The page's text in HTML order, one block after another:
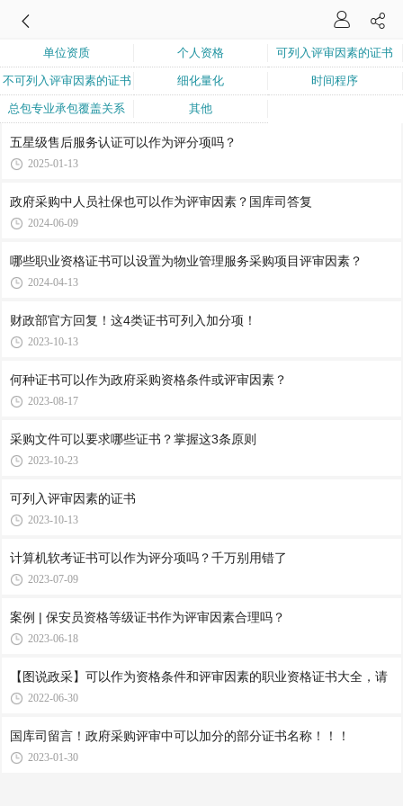
单位资质 个人资格 可列入评审因素的证书
不可列入评审因素的证书 细化量化 时间程序
总包专业承包覆盖关系 其他
五星级售后服务认证可以作为评分项吗？
2025-01-13
政府采购中人员社保也可以作为评审因素？国库司答复
2024-06-09
哪些职业资格证书可以设置为物业管理服务采购项目评审因素？
2024-04-13
财政部官方回复！这4类证书可列入加分项！
2023-10-13
何种证书可以作为政府采购资格条件或评审因素？
2023-08-17
采购文件可以要求哪些证书？掌握这3条原则
2023-10-23
可列入评审因素的证书
2023-10-13
计算机软考证书可以作为评分项吗？千万别用错了
2023-07-09
案例 | 保安员资格等级证书作为评审因素合理吗？
2023-06-18
【图说政采】可以作为资格条件和评审因素的职业资格证书大全，请
2022-06-30
国库司留言！政府采购评审中可以加分的部分证书名称！！！
2023-01-30